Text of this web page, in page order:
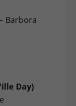
Barbora
Day)